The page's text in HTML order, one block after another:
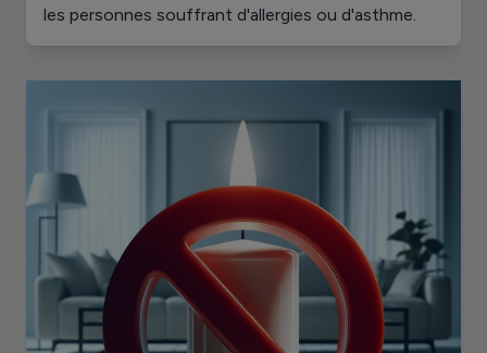
les personnes souffrant d'allergies ou d'asthme.